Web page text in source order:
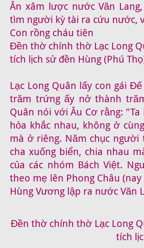
Ân xâm lược nước Văn
tìm người kỳ tài ra cứu nước,
Con rồng cháu tiên
Đền thờ chính thờ Lạc Long
tích lịch sử đền Hùng (Phú
Lạc Long Quân lấy con gái
trăm trứng ấy nở thành
Quân nói với Âu Cơ rằng:
hỏa khắc nhau, không ở
mà ở riêng. Năm chục
cha xuống biển, chia nhau
của các nhóm Bách Việt.
theo mẹ lên Phong Châu
Hùng Vương lập ra nước Văn
Đền thờ chính thờ Lạc Long
tích